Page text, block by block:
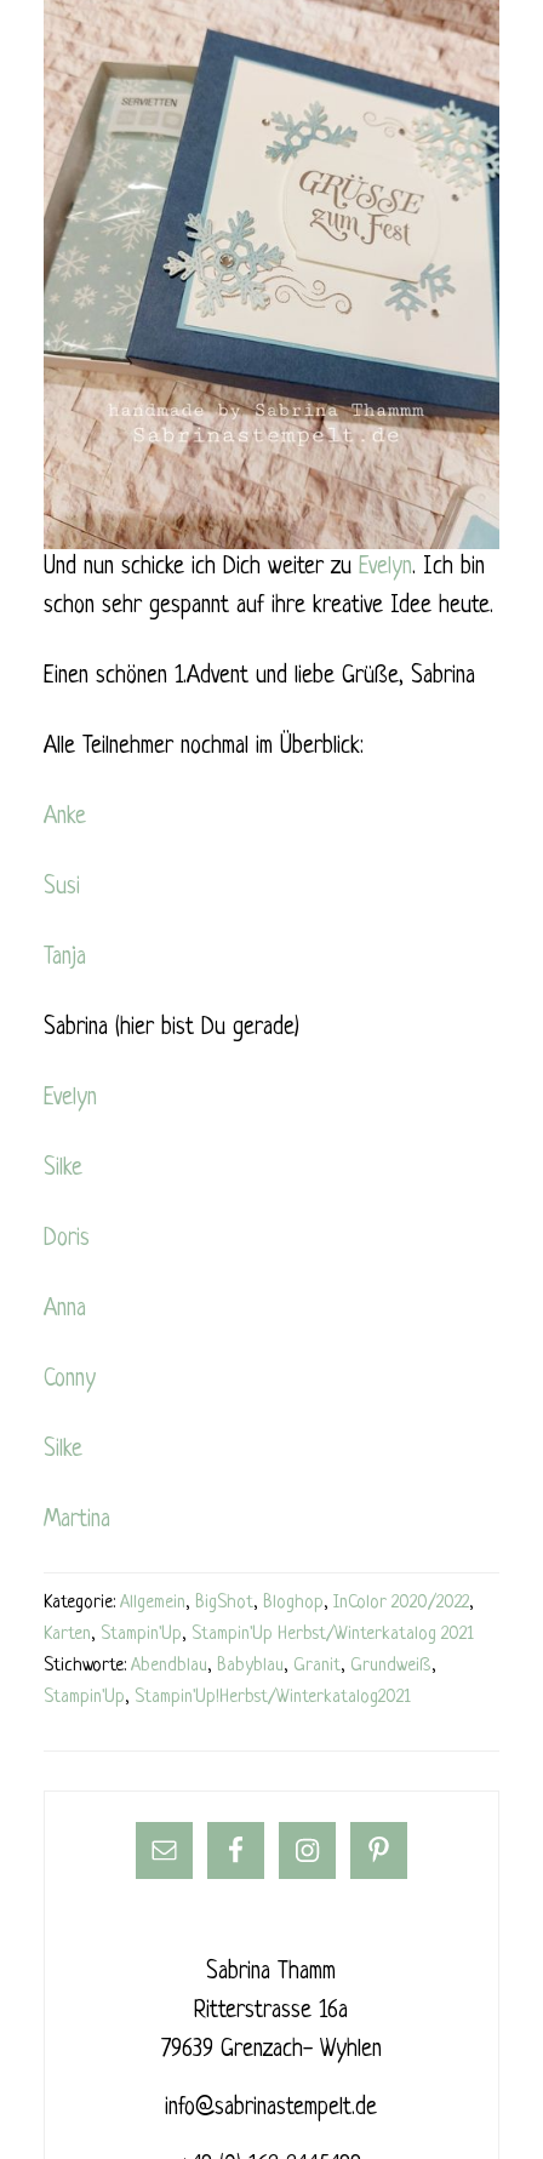
Und nun schicke ich Dich weiter zu Evelyn. Ich bin
schon sehr gespannt auf ihre kreative Idee heute.
Einen schönen 1.Advent und liebe Grüße, Sabrina
Alle Teilnehmer nochmal im Überblick:
Anke
Susi
Tanja
Sabrina (hier bist Du gerade)
Evelyn
Silke
Doris
Anna
Conny
Silke
Martina
Kategorie: Allgemein, BigShot, Bloghop, InColor 2020/2022,
Karten, Stampin'Up, Stampin'Up Herbst/Winterkatalog 2021
Stichworte: Abendblau, Babyblau, Granit, Grundweiß,
Stampin'Up, Stampin'Up!Herbst/Winterkatalog2021
Sabrina Thamm
Ritterstrasse 16a
79639 Grenzach- Wyhlen
info@sabrinastempelt.de